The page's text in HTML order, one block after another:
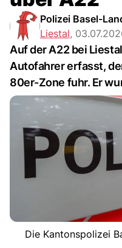
Polizei Basel-
Liestal,
Auf der A22 bei
Autofahrer erfasst,
80er-Zone fuhr. Er
Die Kantonspolizei